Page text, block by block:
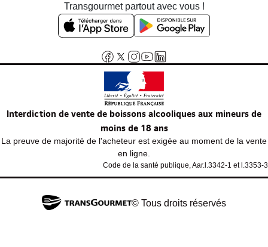
Transgourmet partout avec vous !
Interdiction de vente de boissons alcooliques aux mineurs de
moins de 18 ans
La preuve de majorité de l'acheteur est exigée au moment de la vente
en ligne.
Code de la santé publique, Aar.l.3342-1 et l.3353-3
© Tous droits réservés